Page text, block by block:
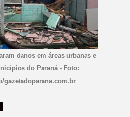
danos em áreas urbanas e
do Paraná - Foto:
gazetadoparana.com.br